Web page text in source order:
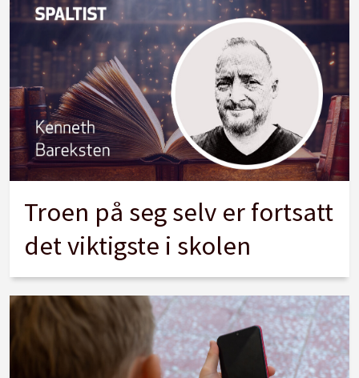
Troen på seg selv er fortsatt
det viktigste i skolen